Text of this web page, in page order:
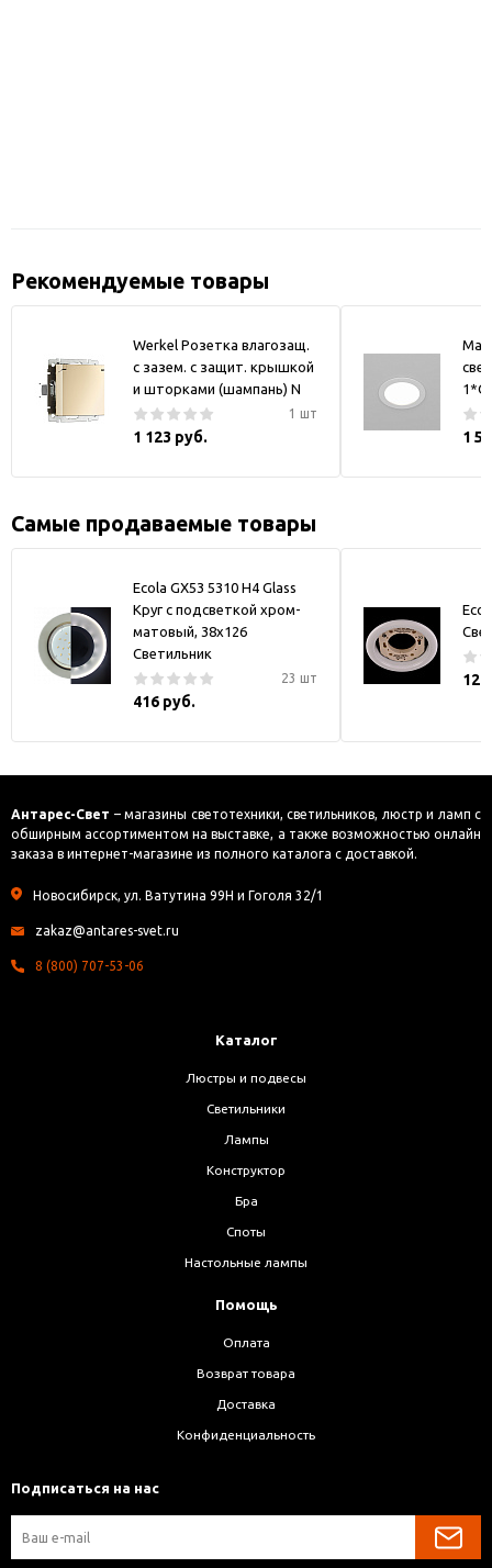
Рекомендуемые товары
Werkel Розетка влагозащ.
с зазем. с защит. крышкой
и шторками (шампань) N
1 шт
1 123 руб. 1
Самые продаваемые товары
Ecola GX53 5310 H4 Glass
Круг с подсветкой хром-
матовый, 38x126
Светильник
23 шт
416 руб.
Антарес-Свет – магазины светотехники, светильников, люстр и ламп с
обширным ассортиментом на выставке, а также возможностью онлайн
заказа в интернет-магазине из полного каталога с доставкой.
Новосибирск, ул. Ватутина 99Н и Гоголя 32/1
zakaz@antares-svet.ru
8 (800) 707-53-06
Каталог
Люстры и подвесы
Светильники
Лампы
Конструктор
Бра
Споты
Настольные лампы
Помощь
Оплата
Возврат товара
Доставка
Конфиденциальность
Подписаться на нас